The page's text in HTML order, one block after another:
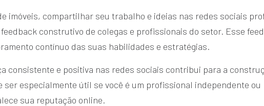
imóveis, compartilhar seu trabalho e ideias nas redes sociais
construtivo de colegas e profissionais do setor. Esse
contínuo das suas habilidades e estratégias.
consistente e positiva nas redes sociais contribui para a
ser especialmente útil se você é um profissional independente ou
sua reputação online.